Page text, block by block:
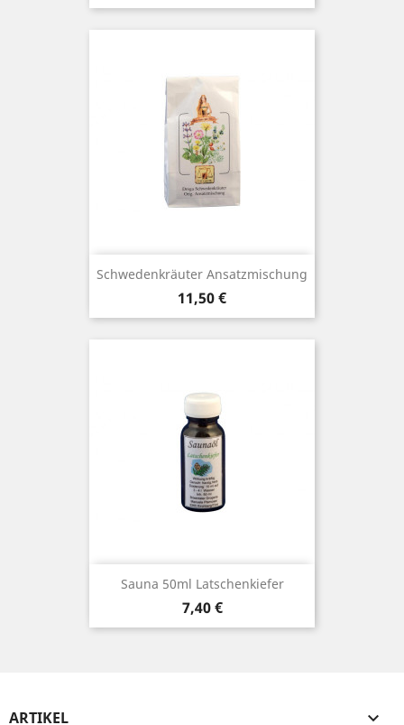
Schwedenkräuter Ansatzmischung
Preis
11,50 €
Sauna 50ml Latschenkiefer
Preis
7,40 €
ARTIKEL 